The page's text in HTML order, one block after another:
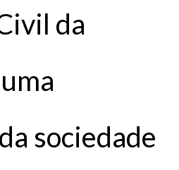
da
sociedade